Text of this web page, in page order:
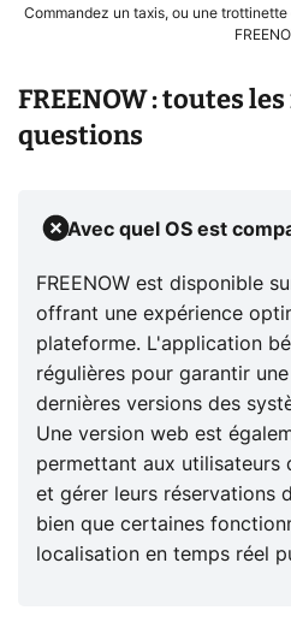
Commandez un taxis, ou une
FREENOW : toutes
questions
Avec quel OS est
FREENOW est disponible
offrant une expérience
plateforme. L'application
régulières pour garantir
dernières versions des
Une version web est
permettant aux utilisateurs
et gérer leurs réservations
bien que certaines
localisation en temps réel